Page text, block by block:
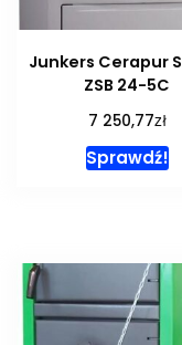
Junkers Cerapur
ZSB 24-5C
7 250,77zł
Sprawdź!